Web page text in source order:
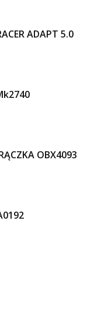
ADAPT 5.0
OBX4093